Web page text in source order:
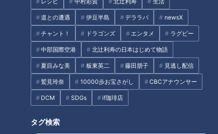
道との遭遇 伊豆半島 デララバ newsX
チャント！ ドラゴンズ エンタメ ラグビー
中部国際空港 北辻利寿の日本はじめて物語
夏目みな美 板東英二 藤田朋子 見逃し配信
鷲見玲奈 10000歩お宝さがし CBCアナウンサー
DCM SDGs if珈琲店
タグ検索
愛知・一宮市の名物グルメ＆三
重・桑名市の「焼きたて安永
餅」を調査！
題！？「伊良湖オーシャンリゾ
ート」が親子で楽しめるホテル
にリニューアル！
タグ
チャント！ ラーメン 台湾ラーメン 愛知